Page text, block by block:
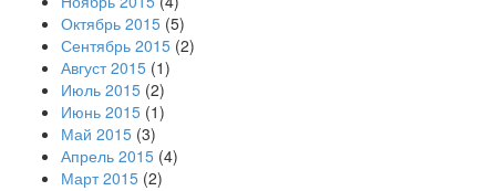
Октябрь 2015 (5)
Сентябрь 2015 (2)
Август 2015 (1)
Июль 2015 (2)
Июнь 2015 (1)
Май 2015 (3)
Апрель 2015 (4)
Март 2015 (2)